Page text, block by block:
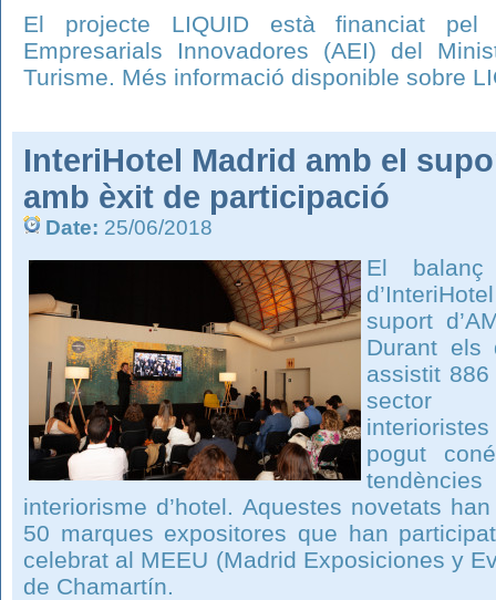
El projecte LIQUID està financiat pel
Empresarials Innovadores (AEI) del
Turisme. Més informació disponible sobre
InteriHotel Madrid amb el
amb èxit de participació
Date: 25/06/2018
El
suport
Durant els
assistit
sector
pogut
interiorisme d’hotel. Aquestes novetats
50 marques expositores que han
celebrat al MEEU (Madrid Exposiciones y
de Chamartín.